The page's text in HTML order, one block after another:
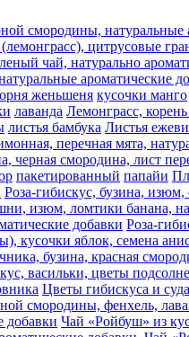
смородины, натуральные
цитрусовые
чай, натурально
ароматические
женьшеня кусочки манго
лаванда Лемонграсс,
листья бамбука Листья
перечная мята,
черная смородина, лист
пакетированный папайи
Роза-гибискус, бузина, изюм,
изюм, ломтики банана,
добавки Роза-
кусочки яблок, семена
бузина, красная
васильки, цветы
Цветы гибискуса и
смородины, фенхель,
добавки Чай «Ройбуш» из